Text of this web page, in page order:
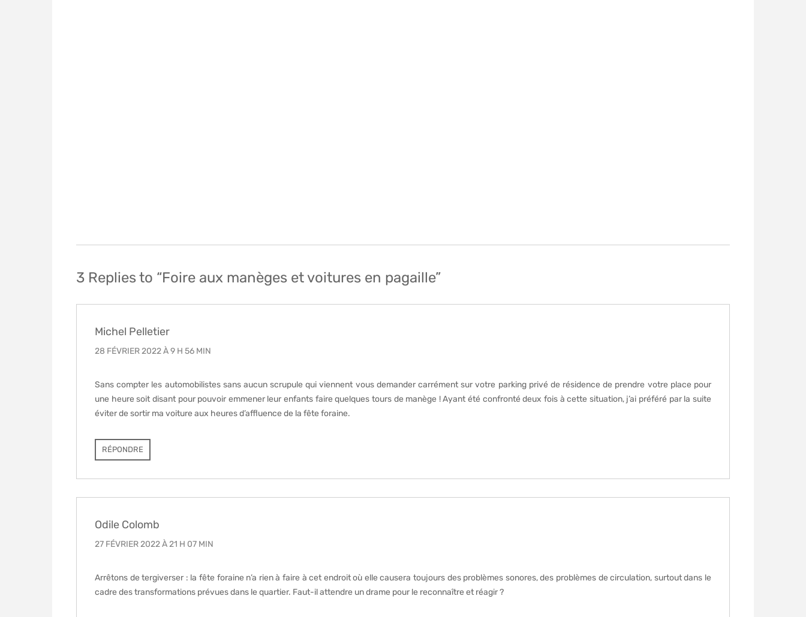
3 Replies to “Foire aux manèges et voitures en pagaille”
Michel Pelletier
28 FÉVRIER 2022 À 9 H 56 MIN
Sans compter les automobilistes sans aucun scrupule qui viennent vous demander carrément sur votre parking privé de résidence de prendre votre place pour
une heure soit disant pour pouvoir emmener leur enfants faire quelques tours de manège ! Ayant été confronté deux fois à cette situation, j’ai préféré par la suite
éviter de sortir ma voiture aux heures d’affluence de la fête foraine.
RÉPONDRE
Odile Colomb
27 FÉVRIER 2022 À 21 H 07 MIN
Arrêtons de tergiverser : la fête foraine n’a rien à faire à cet endroit où elle causera toujours des problèmes sonores, des problèmes de circulation, surtout dans le
cadre des transformations prévues dans le quartier. Faut-il attendre un drame pour le reconnaître et réagir ?